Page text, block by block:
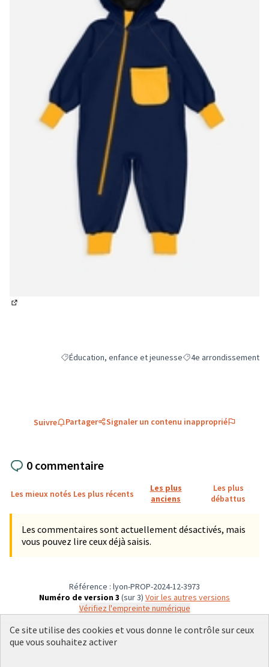
Filtrer les résultats de la catégorie : Éducation, enfance
Éducation, enfance et jeunesseFiltrer les résultats
4e arrondissement
Suivre Partager Signaler un contenu inapproprié
0 commentaire
Les mieux notés Les plus récents
Les plus
anciens
Les plus
débattus
Les commentaires sont actuellement désactivés, mais
vous pouvez lire ceux déjà saisis.
Référence : lyon-PROP-2024-12-3973
Numéro de version 3 (sur 3)
voir les autres versions
Vérifiez l'empreinte numérique
Ce site utilise des cookies et vous donne le contrôle sur ceux
que vous souhaitez activer